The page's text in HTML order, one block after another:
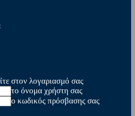
στον λογαριασμό σας
το όνομα χρήστη σας
ο κωδικός πρόσβασης σας